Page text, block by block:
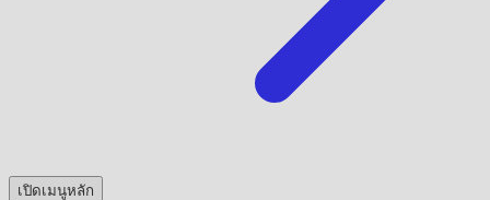
เปิดเมนูหลัก